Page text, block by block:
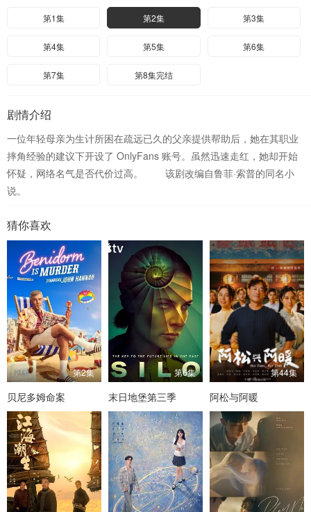
第1集 第2集 第3集
第4集 第5集 第6集
第7集 第8集完结
剧情介绍
一位年轻母亲为生计所困在疏远已久的父亲提供帮助后，她在其职业
摔角经验的建议下开设了 OnlyFans 账号。虽然迅速走红，她却开始
怀疑，网络名气是否代价过高。 该剧改编自鲁菲·索普的同名小
说。
猜你喜欢
第2集
贝尼多姆命案
第6集
末日地堡第三季
第44集
阿松与阿暖